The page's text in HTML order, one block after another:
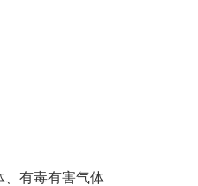
、有毒有害气体